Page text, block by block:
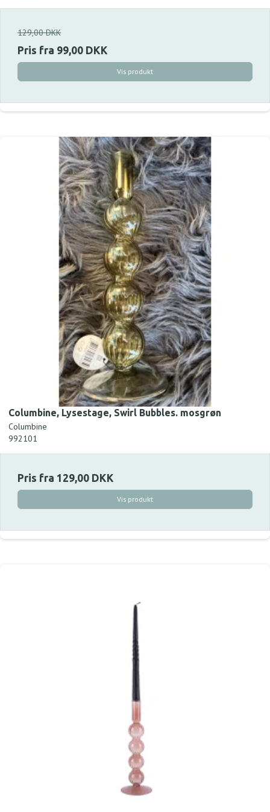
129,00 DKK
Pris fra 99,00 DKK
Vis produkt
Columbine, Lysestage, Swirl Bubbles. mosgrøn
Columbine
992101
Pris fra 129,00 DKK
Vis produkt